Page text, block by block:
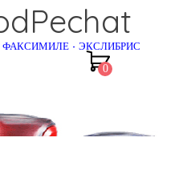
- ЭКСЛИБРИС